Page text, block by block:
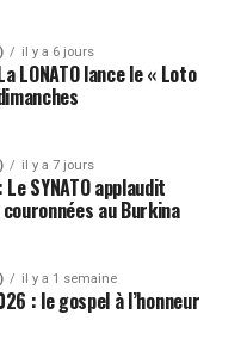
il y a 6 jours
LONATO lance le « Loto
il y a 7 jours
SYNATO applaudit
au Burkina
il y a 1 semaine
: le gospel à l’honneur